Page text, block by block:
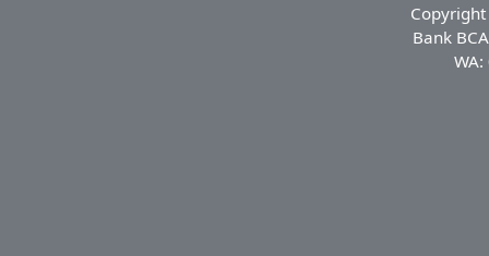
Copyright
Bank
WA: